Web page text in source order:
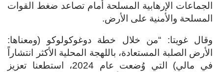
الجماعات الإرهابية المسلحة أمام تصاعد ضغط القوات
المسلحة والأمنية على الأرض.
وقال غويتا: “من خلال خطة دوغوكولوكو (ومعناها:
الأرض الصلبة المستعادة، باللهجة المحلية الأكثر انتشاراً
في مالي) التي وُضعت عام 2024، استطعنا تعزيز